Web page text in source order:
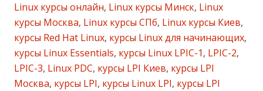
Linux курсы онлайн, Linux курсы Минск, Linux
курсы Москва, Linux курсы СПб, Linux курсы Киев,
курсы Red Hat Linux, курсы Linux для начинающих,
курсы Linux Essentials, курсы Linux LPIC-1, LPIC-2,
LPIC-3, Linux PDC, курсы LPI Киев, курсы LPI
Москва, курсы LPI, курсы Linux LPI, курсы LPI